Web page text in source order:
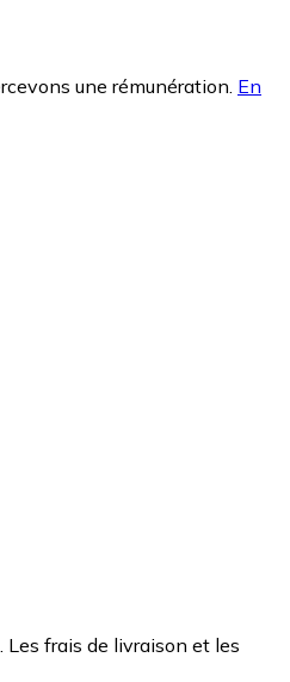
une rémunération. En
Les frais de livraison et les